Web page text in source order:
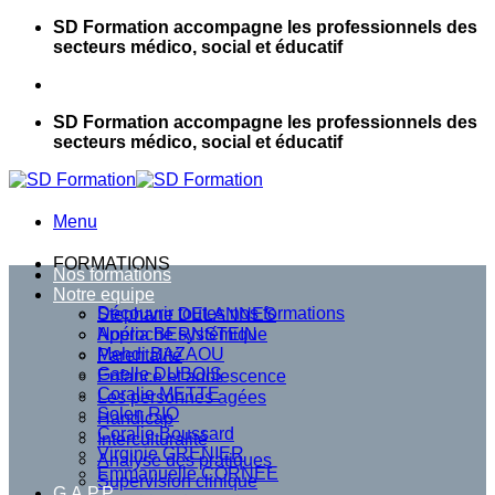
PasserSD Formation accompagne les professionnels des
secteurs médico, social et éducatif
SD Formation accompagne les professionnels des
secteurs médico, social et éducatif
Menu
FORMATIONS
Découvrir toutes nos formations
Approche systémique
Parentalité
Enfance et adolescence
Les personnes agées
Handicap
Interculturalité
Analyse des pratiques
Supervision clinique
Nos formations
Notre equipe
Stephane DELANNES
Noélia BERNSTEIN
Mehdi BAZAOU
Gaelle DUBOIS
Coralie METTE
Solen RIO
Coralie Boussard
Virginie GRENIER
Emmanuelle CORNEE